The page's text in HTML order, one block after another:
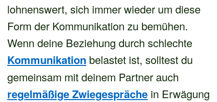
lohnenswert, sich immer wieder um diese
Form der Kommunikation zu bemühen.
Wenn deine Beziehung durch schlechte
Kommunikation belastet ist, solltest du
gemeinsam mit deinem Partner auch
regelmäßige Zwiegespräche in Erwägung